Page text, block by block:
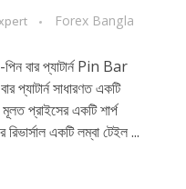
Forex Bangla
প্যাটার্ন Pin Bar
সাধারণত একটি
প্রাইসের একটি শার্প
রিভার্সাল একটি লম্বা টেইল ...